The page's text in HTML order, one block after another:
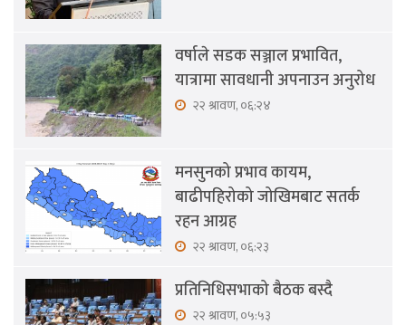
वर्षाले सडक सञ्जाल प्रभावित,
यात्रामा सावधानी अपनाउन अनुरोध
२२ श्रावण, ०६:२४
मनसुनको प्रभाव कायम,
बाढीपहिरोको जोखिमबाट सतर्क
रहन आग्रह
२२ श्रावण, ०६:२३
प्रतिनिधिसभाको बैठक बस्दै
२२ श्रावण, ०५:५३